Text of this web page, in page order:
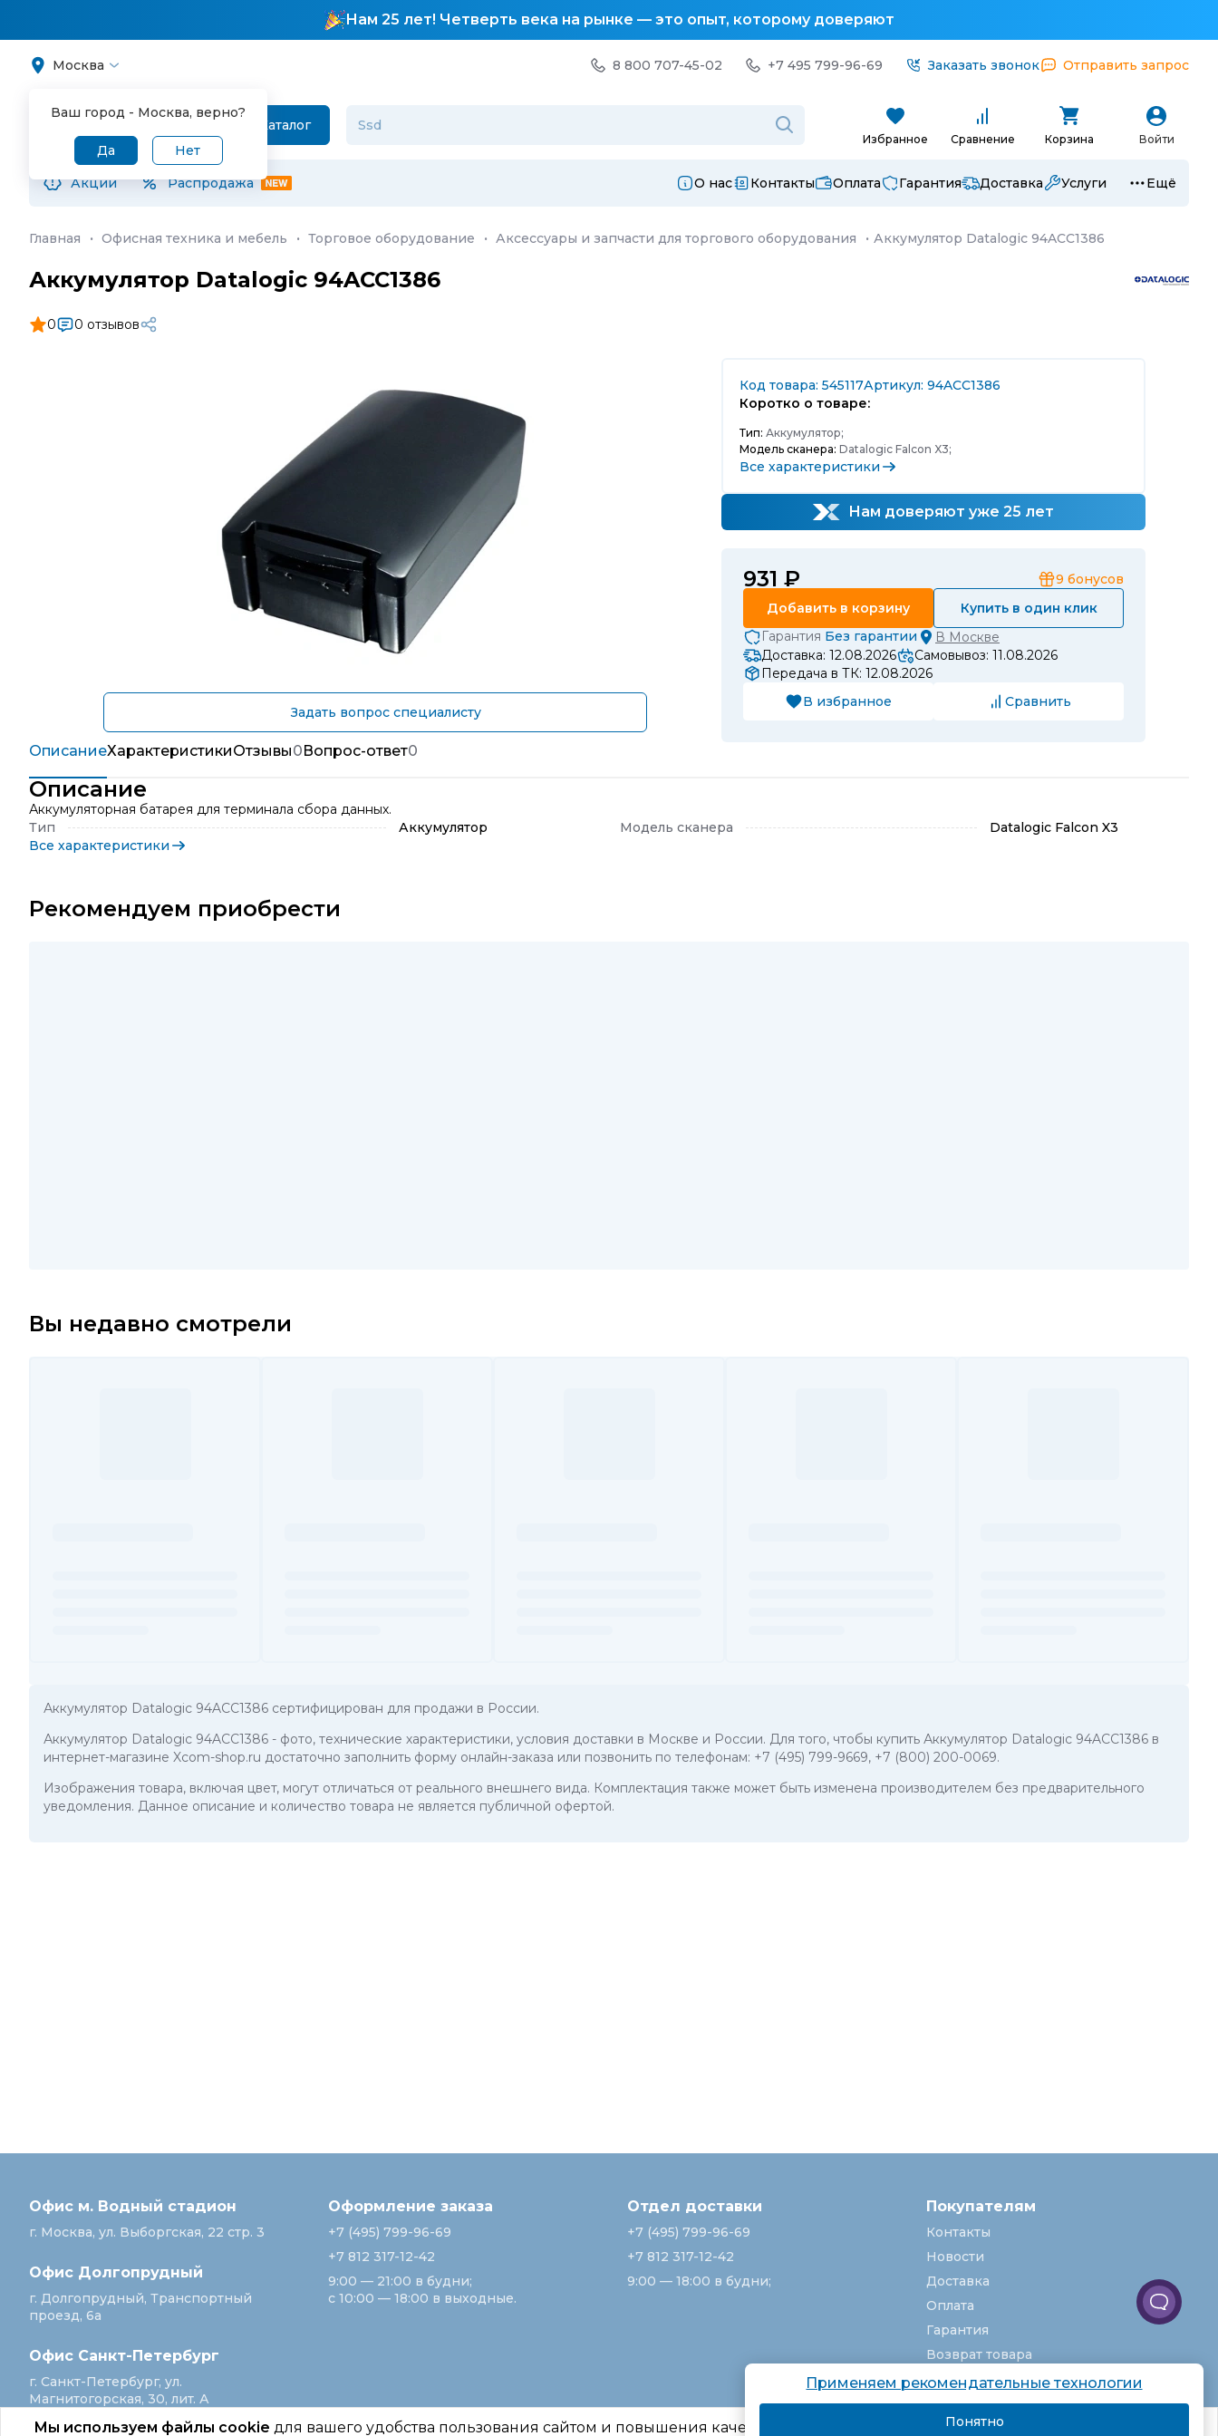
Нам 25 лет! Четверть века на рынке — это опыт, которому доверяют
Москва
Ваш город - Москва, верно?
Да Нет
8 800 707-45-02 +7 495 799-96-69 Заказать звонок Отправить запрос
Каталог
Избранное Сравнение Корзина Войти
Акции Распродажа О нас Контакты Оплата Гарантия Доставка Услуги Ещё
Мы используем файлы cookie для вашего удобства пользования сайтом и повышения качества рекомендаций.
Главная · Офисная техника и мебель · Торговое оборудование · Аксессуары и запчасти для торгового оборудования · Аккумулятор Datalogic 94ACC1386
Аккумулятор Datalogic 94ACC1386
0 0 отзывов
Задать вопрос специалисту
Код товара: 545117Артикул: 94ACC1386
Коротко о товаре:
Тип: Аккумулятор;
Модель сканера: Datalogic Falcon X3;
Все характеристики
Нам доверяют уже 25 лет
931 ₽ 9 бонусов
Добавить в корзину
Купить в один клик
Гарантия Без гарантии В Москве
Доставка: 12.08.2026
Самовывоз: 11.08.2026
Передача в ТК: 12.08.2026
В избранное
Сравнить
ОписаниеХарактеристикиОтзывы0Вопрос-ответ0
Описание
Аккумуляторная батарея для терминала сбора данных.
Тип
Аккумулятор Модель сканера
Datalogic Falcon X3
Все характеристики
Рекомендуем приобрести
Вы недавно смотрели
Аккумулятор Datalogic 94ACC1386 сертифицирован для продажи в России.
Аккумулятор Datalogic 94ACC1386 - фото, технические характеристики, условия доставки в Москве и России. Для того, чтобы купить Аккумулятор Datalogic 94ACC1386 в
интернет-магазине Xcom-shop.ru достаточно заполнить форму онлайн-заказа или позвонить по телефонам: +7 (495) 799-9669, +7 (800) 200-0069.
Изображения товара, включая цвет, могут отличаться от реального внешнего вида. Комплектация также может быть изменена производителем без предварительного
уведомления. Данное описание и количество товара не является публичной офертой.
Офис м. Водный стадион
г. Москва, ул. Выборгская, 22 стр. 3
Офис Долгопрудный
г. Долгопрудный, Транспортный
проезд, 6а
Офис Санкт‑Петербург
г. Санкт‑Петербург, ул.
Магнитогорская, 30, лит. А
Оформление заказа
+7 (495) 799-96-69
+7 812 317-12-42
9:00 — 21:00 в будни;
с 10:00 — 18:00 в выходные.
Отдел доставки
+7 (495) 799-96-69
+7 812 317-12-42
9:00 — 18:00 в будни;
Покупателям
Контакты
Новости
Доставка
Оплата
Гарантия
Возврат товара
Услуги
О компании
Вакансии
Применяем рекомендательные технологии
Понятно